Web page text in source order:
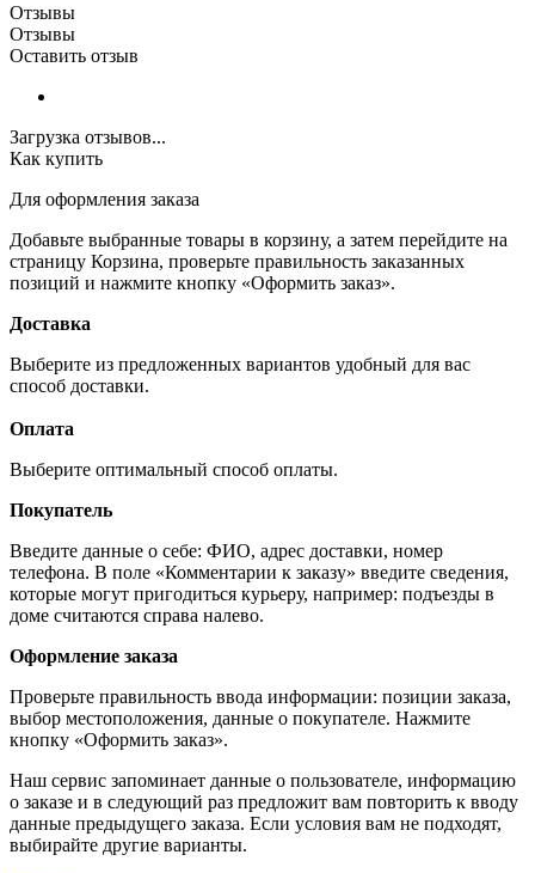
Отзывы
Отзывы
Оставить отзыв
Загрузка отзывов...
Как купить
Для оформления заказа
Добавьте выбранные товары в корзину, а затем перейдите на
страницу Корзина, проверьте правильность заказанных
позиций и нажмите кнопку «Оформить заказ».
Доставка
Выберите из предложенных вариантов удобный для вас
способ доставки.
Оплата
Выберите оптимальный способ оплаты.
Покупатель
Введите данные о себе: ФИО, адрес доставки, номер
телефона. В поле «Комментарии к заказу» введите сведения,
которые могут пригодиться курьеру, например: подъезды в
доме считаются справа налево.
Оформление заказа
Проверьте правильность ввода информации: позиции заказа,
выбор местоположения, данные о покупателе. Нажмите
кнопку «Оформить заказ».
Наш сервис запоминает данные о пользователе, информацию
о заказе и в следующий раз предложит вам повторить к вводу
данные предыдущего заказа. Если условия вам не подходят,
выбирайте другие варианты.